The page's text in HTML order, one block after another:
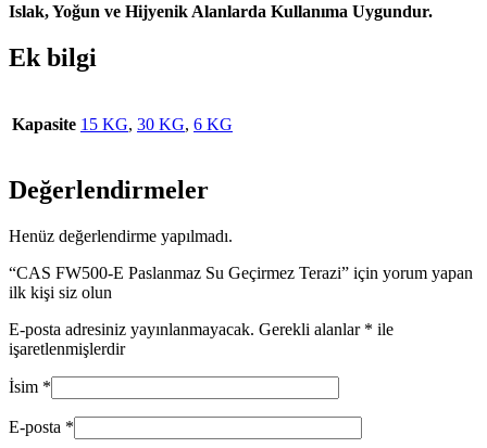
Islak, Yoğun ve Hijyenik Alanlarda Kullanıma Uygundur.
Ek bilgi
Kapasite 15 KG, 30 KG, 6 KG
Değerlendirmeler
Henüz değerlendirme yapılmadı.
“CAS FW500-E Paslanmaz Su Geçirmez Terazi” için yorum yapan
ilk kişi siz olun
E-posta adresiniz yayınlanmayacak. Gerekli alanlar * ile
işaretlenmişlerdir
İsim *
E-posta *